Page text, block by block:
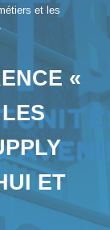
et les
«
ET